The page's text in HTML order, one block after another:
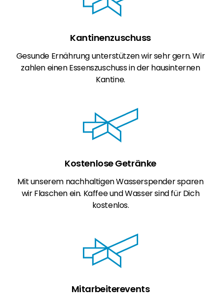
Kantinenzuschuss
Gesunde Ernährung unterstützen wir sehr gern. Wir
zahlen einen Essenszuschuss in der hausinternen
Kantine.
Kostenlose Getränke
Mit unserem nachhaltigen Wasserspender sparen
wir Flaschen ein. Kaffee und Wasser sind für Dich
kostenlos.
Mitarbeiterevents